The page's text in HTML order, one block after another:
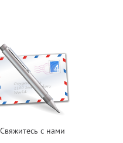
Свяжитесь с нами